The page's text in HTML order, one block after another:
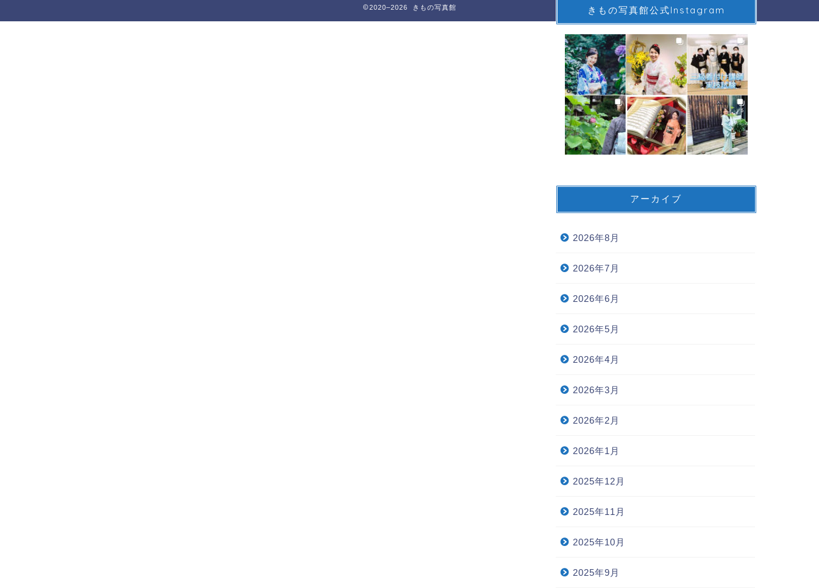
きもの写真館公式Instagram
アーカイブ
2026年8月
2026年7月
2026年6月
2026年5月
2026年4月
2026年3月
2026年2月
2026年1月
2025年12月
2025年11月
2025年10月
2025年9月
2020–2026 きもの写真館